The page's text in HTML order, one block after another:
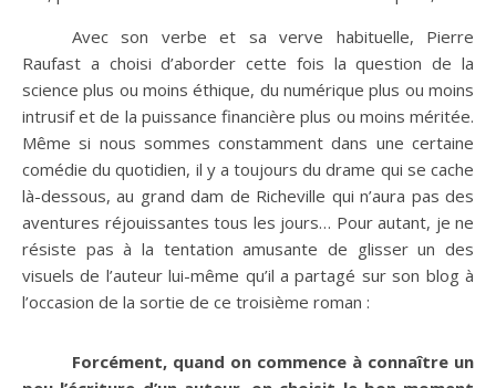
Avec son verbe et sa verve habituelle, Pierre
Raufast a choisi d’aborder cette fois la question de la
science plus ou moins éthique, du numérique plus ou moins
intrusif et de la puissance financière plus ou moins méritée.
Même si nous sommes constamment dans une certaine
comédie du quotidien, il y a toujours du drame qui se cache
là-dessous, au grand dam de Richeville qui n’aura pas des
aventures réjouissantes tous les jours… Pour autant, je ne
résiste pas à la tentation amusante de glisser un des
visuels de l’auteur lui-même qu’il a partagé sur son blog à
l’occasion de la sortie de ce troisième roman :
Forcément, quand on commence à connaître un